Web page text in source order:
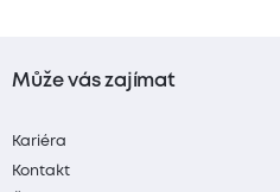
Může vás zajímat
Kariéra
Kontakt